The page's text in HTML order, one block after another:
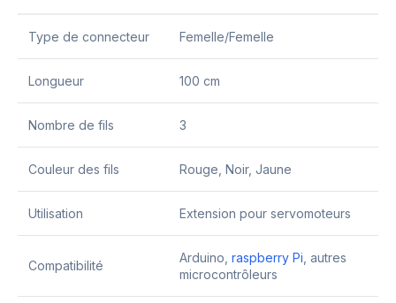
Type de connecteur Femelle/Femelle
Longueur 100 cm
Nombre de fils 3
Couleur des fils Rouge, Noir, Jaune
Utilisation Extension pour servomoteurs
Compatibilité
Arduino, raspberry Pi , autres
microcontrôleurs